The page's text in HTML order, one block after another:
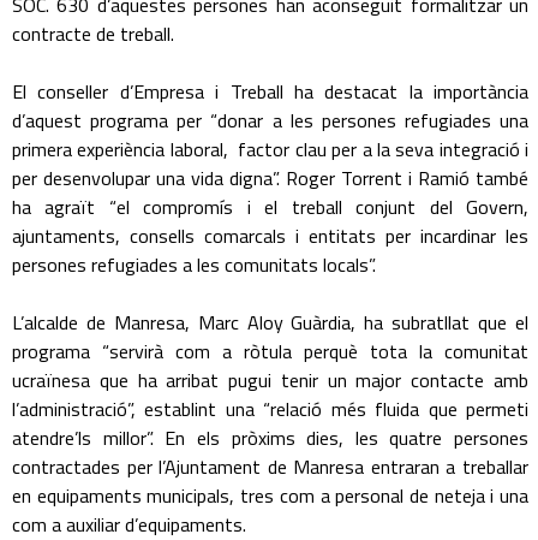
contracte de treball.
El conseller d’Empresa i Treball ha destacat la importància
d’aquest programa per “donar a les persones refugiades una
primera experiència laboral, factor clau per a la seva integració i
per desenvolupar una vida digna”. Roger Torrent i Ramió també
ha agraït “el compromís i el treball conjunt del Govern,
ajuntaments, consells comarcals i entitats per incardinar les
persones refugiades a les comunitats locals”.
L’alcalde de Manresa, Marc Aloy Guàrdia, ha subratllat que el
programa “servirà com a ròtula perquè tota la comunitat
ucraïnesa que ha arribat pugui tenir un major contacte amb
l’administració”, establint una “relació més fluida que permeti
atendre’ls millor”. En els pròxims dies, les quatre persones
contractades per l’Ajuntament de Manresa entraran a treballar
en equipaments municipals, tres com a personal de neteja i una
com a auxiliar d’equipaments.